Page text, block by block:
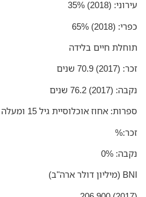
(2018) 35%
(2018) 65%
חיים בלידה
70.9 שנים
76.2 שנים
אחוז אוכלוסיית גיל 15 ומעלה
0%